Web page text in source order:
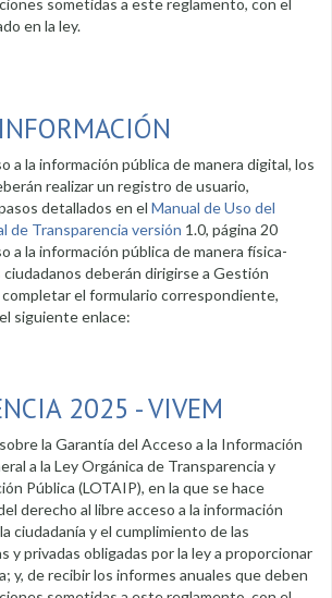
sometidas a este reglamento, con el
en la ley.
a la información pública de manera digital, los
realizar un registro de usuario,
detallados en el Manual de Uso del
de Transparencia versión 1.0, página 20
a la información pública de manera física-
ciudadanos deberán dirigirse a Gestión
el formulario correspondiente,
siguiente enlace:
2025 - VIVEM
la Garantía del Acceso a la Información
a la Ley Orgánica de Transparencia y
Pública (LOTAIP), en la que se hace
derecho al libre acceso a la información
ciudadanía y el cumplimiento de las
y privadas obligadas por la ley a proporcionar
y, de recibir los informes anuales que deben